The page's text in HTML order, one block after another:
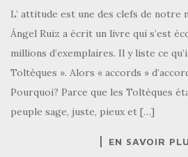
L’ attitude est une des clefs de notre
Ángel Ruiz a écrit un livre qui s’est
millions d’exemplaires. Il y liste ce
Toltèques ». Alors « accords »
Pourquoi? Parce que les Toltèques
peuple sage, juste, pieux et […]
EN SAVOIR